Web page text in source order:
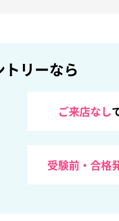
トリーなら
ご来店なし
受験前・合格